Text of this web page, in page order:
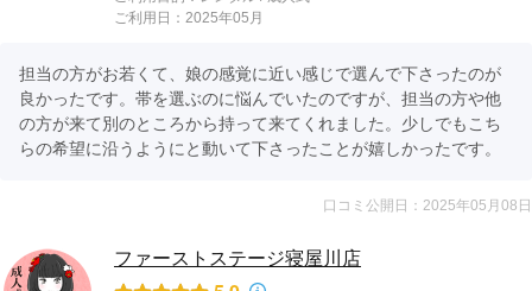
ご利用日：2025年05月
担当の方がお若くて、娘の感覚に近い感じで選んで下さったのが
良かったです。帯を選ぶのに悩んでいたのですが、担当の方や他
の方が来て別のところから持って来てくれました。少しでもこち
らの希望に沿うようにと動いて下さったことが嬉しかったです。
口コミ公開日：2025年05月08日
ファーストステージ寝屋川店